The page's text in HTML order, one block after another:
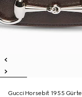
Gucci Horsebit 1955 Gürtel